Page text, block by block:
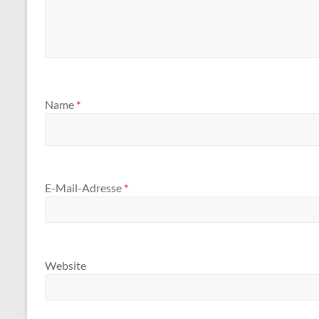
Name *
E-Mail-Adresse *
Website